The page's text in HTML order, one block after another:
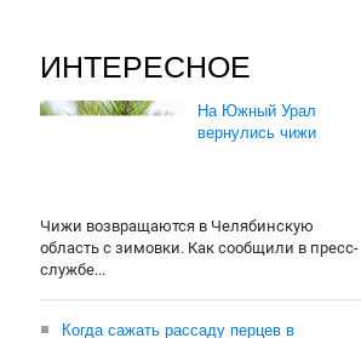
ИНТЕРЕСНОЕ
На Южный Урал
вернулись чижи
Чижи возвращаются в Челябинскую
область с зимовки. Как сообщили в пресс-
службе...
Когда сажать рассаду перцев в